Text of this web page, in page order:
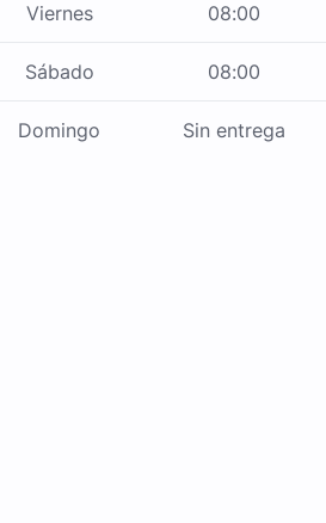
Viernes 08:00
Sábado 08:00
Domingo Sin entrega